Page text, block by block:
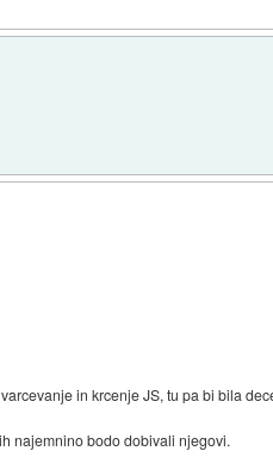
in krcenje JS, tu pa bi bila
najemnino bodo dobivali njegovi.